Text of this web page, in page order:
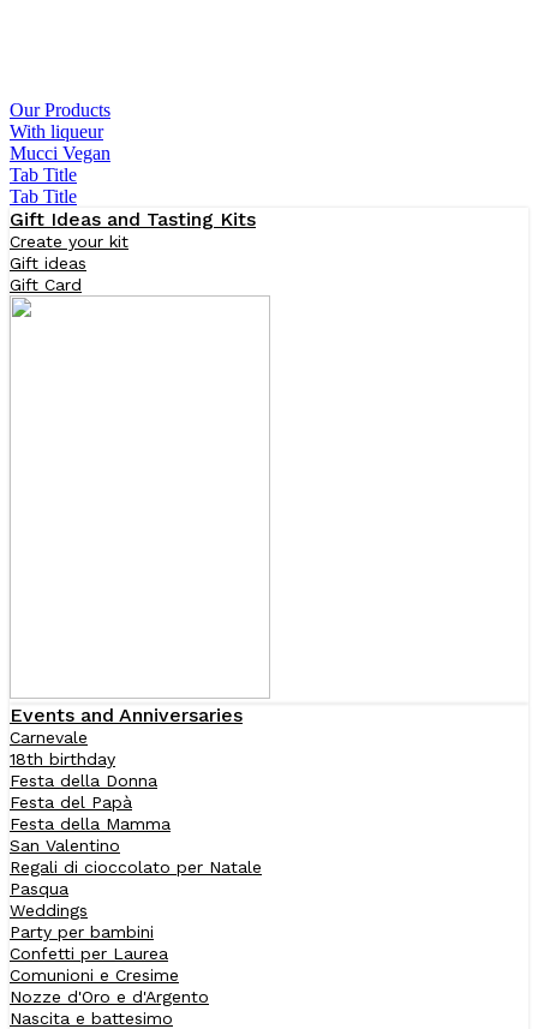
Our Products
With liqueur
Mucci Vegan
Tab Title
Tab Title
Gift Ideas and Tasting Kits
Create your kit
Gift ideas
Gift Card
Events and Anniversaries
Carnevale
18th birthday
Festa della Donna
Festa del Papà
Festa della Mamma
San Valentino
Regali di cioccolato per Natale
Pasqua
Weddings
Party per bambini
Confetti per Laurea
Comunioni e Cresime
Nozze d'Oro e d'Argento
Nascita e battesimo